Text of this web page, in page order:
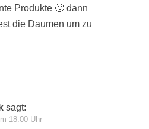
Produkte 🙂 dann
die Daumen um zu
sagt:
18:00 Uhr